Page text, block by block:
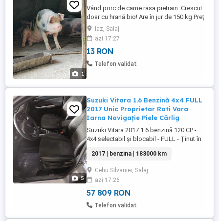
1
Vând porc de carne rasa pietrain. Crescut
doar cu hrană bio! Are în jur de 150 kg Preț
13 lei kg
Iaz, Salaj
azi 17:27
13 RON
Telefon validat
5
Suzuki Vitara 1.6 Benzină 4x4 FULL
2017 Unic Proprietar Roti Vara
Iarna Navigație Piele Cârlig
Suzuki Vitara 2017 1.6 benzină 120 CP -
4x4 selectabil și blocabil - FULL - Ținut în
Navigație Frânare automată în caz de
impact Asistență coborâre pantă Senzor
lumină, ploaie Pilot automat cu păstrare
distanță auto din față Climatizare
automată pe 2 zone Roți ...
2017 | benzina | 183000 km
Cehu Silvaniei, Salaj
azi 17:26
57 809 RON
Telefon validat